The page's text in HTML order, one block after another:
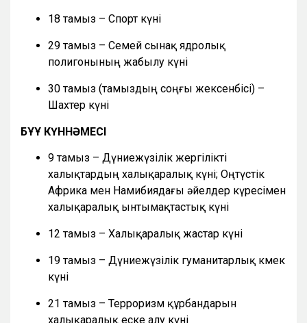
18 тамыз – Спорт күні
29 тамыз – Семей сынақ ядролық
полигонының жабылу күні
30 тамыз (тамыздың соңғы жексенбісі) –
Шахтер күні
БҰҰ КҮННӘМЕСІ
9 тамыз – Дүниежүзілік жергілікті
халықтардың халықаралық күні; Оңтүстік
Африка мен Намибиядағы әйелдер күресімен
халықаралық ынтымақтастық күні
12 тамыз – Халықаралық жастар күні
19 тамыз – Дүниежүзілік гуманитарлық көмек
күні
21 тамыз – Терроризм құрбандарын
халықаралық еске алу күні